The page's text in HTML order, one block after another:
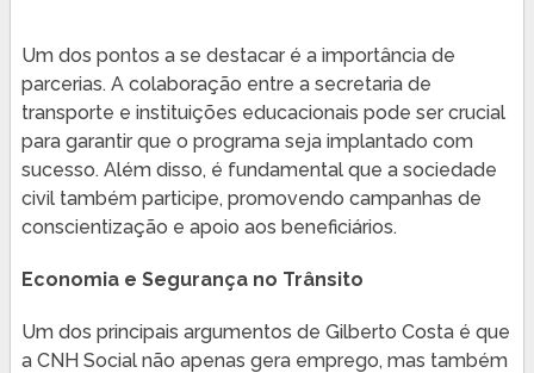
Um dos pontos a se destacar é a importância de
parcerias. A colaboração entre a secretaria de
transporte e instituições educacionais pode ser crucial
para garantir que o programa seja implantado com
sucesso. Além disso, é fundamental que a sociedade
civil também participe, promovendo campanhas de
conscientização e apoio aos beneficiários.
Economia e Segurança no Trânsito
Um dos principais argumentos de Gilberto Costa é que
a CNH Social não apenas gera emprego, mas também